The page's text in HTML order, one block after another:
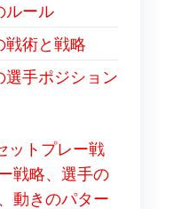
ルール
戦術と戦略
選手ポジション
ットプレー戦
戦略、選手の
動きのパター